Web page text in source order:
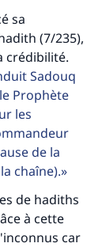
sa
(7/235),
crédibilité.
Sadouq
Prophète
les
de la
chaîne).
de hadiths
à cette
car